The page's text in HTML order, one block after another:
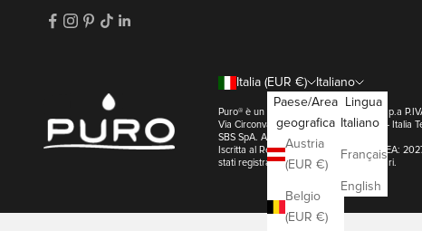
Italia (EUR €)
Paese/Area
geografica
Austria
(EUR €)
Belgio
(EUR €)
Italiano
Lingua
Italiano
Français
English
Puro® è un marchio di SBS SpA. | SBS s.p.a
Via Circonvallazione s/n 28010 Miasino -
SBS SpA. All Right Reserved
Iscritta al Registro Imprese di Novara REA:
stati registrati dai loro rispettivi proprietari.